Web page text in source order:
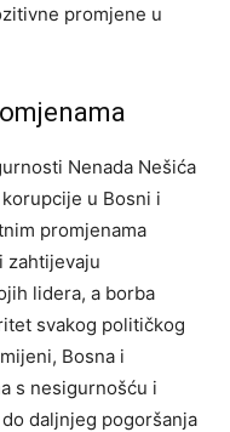
promjene u
Nenada Nešića
u Bosni i
promjenama
zahtijevaju
lidera, a borba
svakog političkog
Bosna i
s nesigurnošću i
daljnjeg pogoršanja